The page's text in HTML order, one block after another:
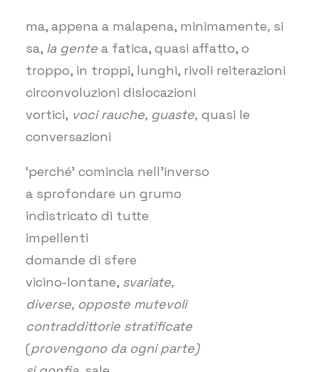
ma, appena a malapena, minimamente, si
sa, la gente a fatica, quasi affatto, o
troppo, in troppi, lunghi, rivoli reiterazioni
circonvoluzioni dislocazioni
vortici, voci rauche, guaste, quasi le
conversazioni
‘perché’ comincia nell’inverso
a sprofondare un grumo
indistricato di tutte
impellenti
domande di sfere
vicino-lontane, svariate,
diverse, opposte mutevoli
contraddittorie stratificate
(provengono da ogni parte)